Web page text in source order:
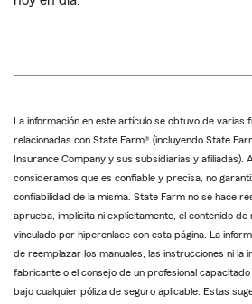
La información en este artículo se obtuvo de varias
relacionadas con State Farm® (incluyendo State
Insurance Company y sus subsidiarias y afiliadas).
consideramos que es confiable y precisa, no
confiabilidad de la misma. State Farm no se hace
aprueba, implícita ni explícitamente, el contenido de
vinculado por hiperenlace con esta página. La
de reemplazar los manuales, las instrucciones ni la
fabricante o el consejo de un profesional
bajo cualquier póliza de seguro aplicable. Estas